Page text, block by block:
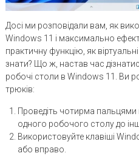
Досі ми розповідали вам, як
Windows 11 і максимально
практичну функцію, як
знати? Що ж, настав час
робочі столи в Windows 11. Ви
трюків:
Проведіть чотирма пальцями
одного робочого столу до
Використовуйте клавіші
або вправо.